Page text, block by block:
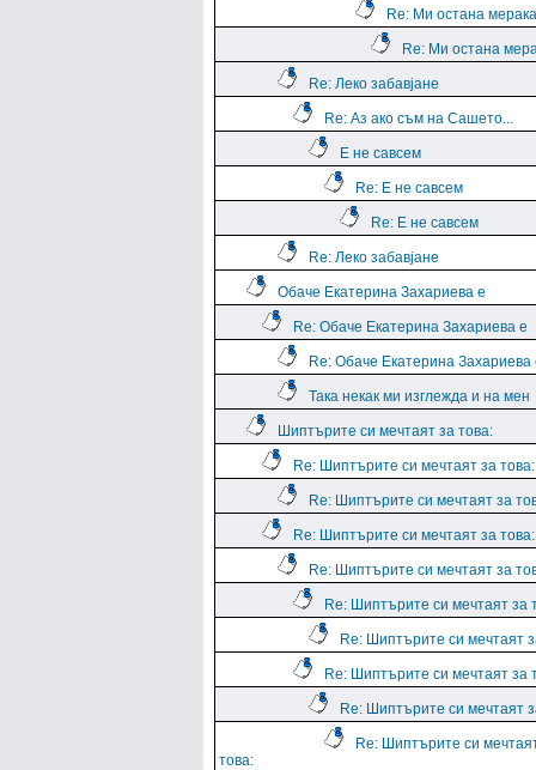
Re: Ми остана
Re: Ми остана
Re: Леко забавјане
Re: Аз ако съм на Сашето...
Е не савсем
Re: Е не савсем
Re: Е не савсем
Re: Леко забавјане
Обаче Екатерина Захариева е
Re: Обаче Екатерина Захариева е
Re: Обаче Екатерина Захариева
Така некак ми изглежда и на мен
Шиптърите си мечтаят за това:
Re: Шиптърите си мечтаят за това:
Re: Шиптърите си мечтаят за
Re: Шиптърите си мечтаят за това:
Re: Шиптърите си мечтаят за
Re: Шиптърите си мечтаят за
Re: Шиптърите си мечтаят
Re: Шиптърите си мечтаят за
Re: Шиптърите си мечтаят
Re: Шиптърите си
това: